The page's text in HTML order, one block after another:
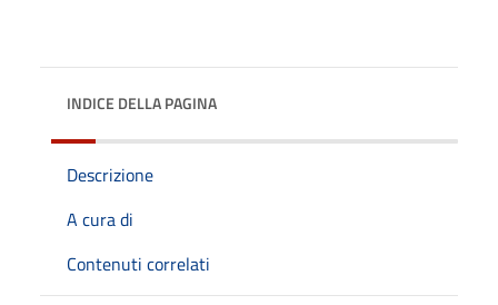
INDICE DELLA PAGINA
Descrizione
A cura di
Contenuti correlati